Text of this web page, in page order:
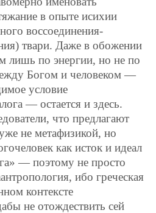
в опыте исихии
воссоединения-
твари. Даже в обожении
лишь по энергии, но не по
Богом и человеком —
условие
— остается и здесь.
что предлагают
не метафизикой, но
как исток и идеал
— поэтому не просто
ибо греческая
контексте
не отождествить сей